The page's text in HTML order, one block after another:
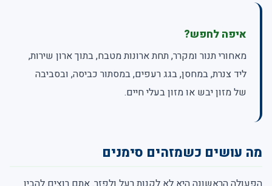
איפה לחפש?
מאחורי תנור ומקרר, תחת ארונות מטבח, בתוך ארון שירות,
ליד צנרת, במחסן, בגג רעפים, במסתור כביסה, ובסביבה
של מזון יבש או מזון בעלי חיים.
מה עושים כשמזהים סימנים